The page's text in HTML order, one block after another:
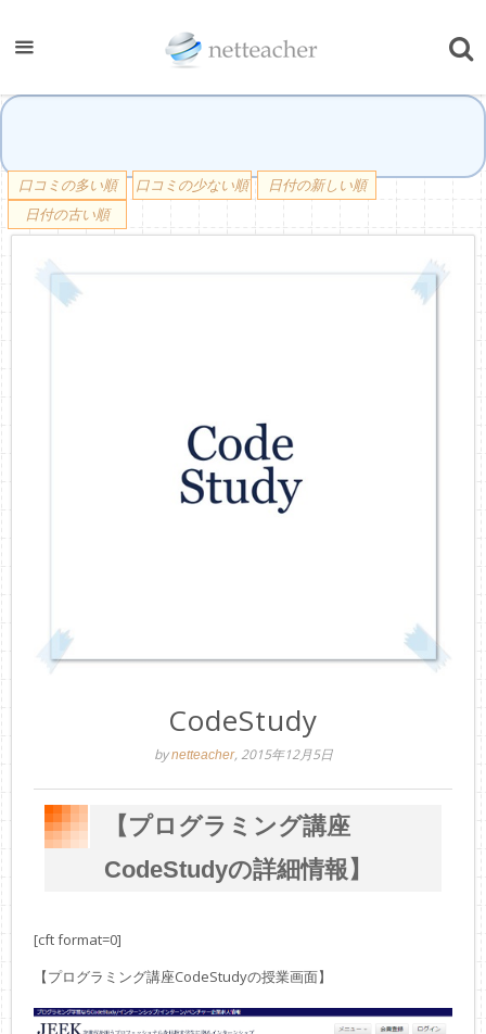
口コミの多い順 口コミの少ない順
日付の新しい順
日付の古い順
CodeStudy
bynetteacher, 2015年12月5日
【プログラミング講座
CodeStudyの詳細情報】
[cft format=0]
【プログラミング講座CodeStudyの授業画面】